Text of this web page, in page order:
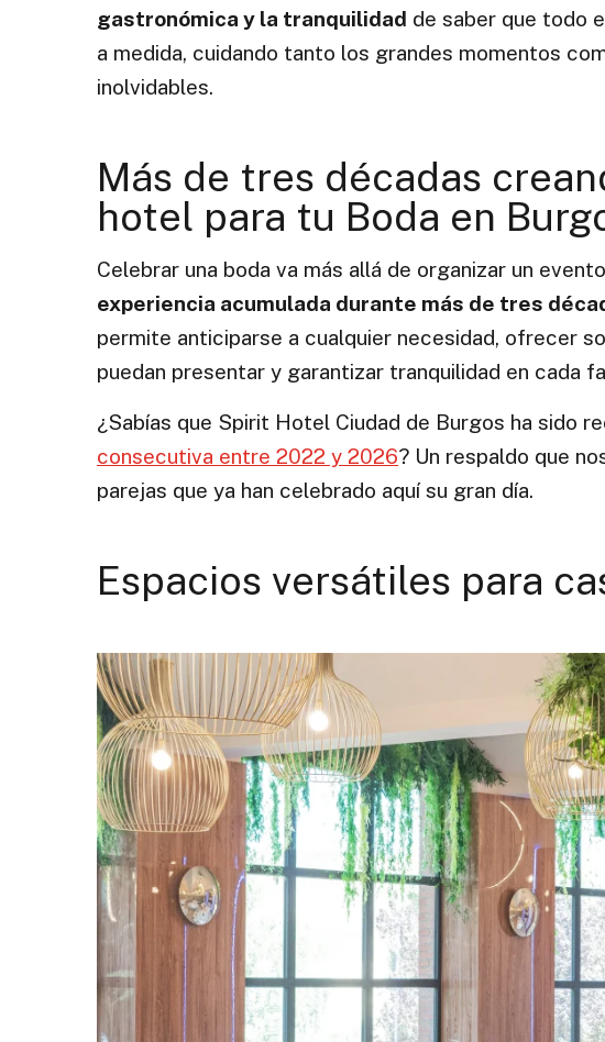
gastronómica y la tranquilidad de saber que todo
a medida, cuidando tanto los grandes momentos
inolvidables.
Más de tres décadas
hotel para tu Boda en
Celebrar una boda va más allá de organizar un
experiencia acumulada durante más de tres
permite anticiparse a cualquier necesidad, ofrecer
puedan presentar y garantizar tranquilidad en cada
¿Sabías que Spirit Hotel Ciudad de Burgos ha sido
consecutiva entre 2022 y 2026? Un respaldo que
parejas que ya han celebrado aquí su gran día.
Espacios versátiles para